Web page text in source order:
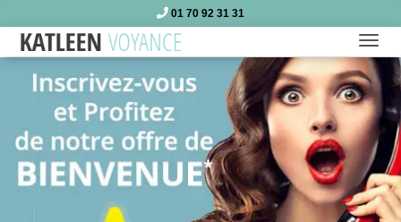
01 70 92 31 31